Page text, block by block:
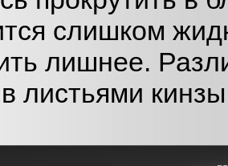
слишком
лишнее.
листьями